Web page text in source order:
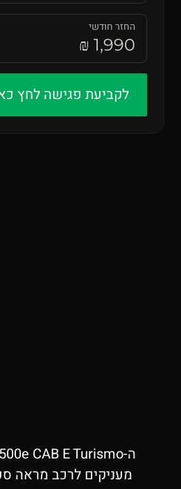
Control-
לְהַתְאָמַת
הָאֲתָר
הַמִּשְׁתַּמְּשִׁים
החזר חודשי
1,990 ₪
לקביעת פגישה לחץ
מעניקים לרכב מראה